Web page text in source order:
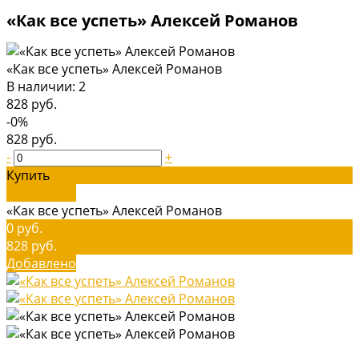
«Как все успеть» Алексей Романов
«Как все успеть» Алексей Романов
В наличии: 2
828 руб.
-0%
828 руб.
-
+
Купить
«Как все успеть» Алексей Романов
0 руб.
828 руб.
Добавлено